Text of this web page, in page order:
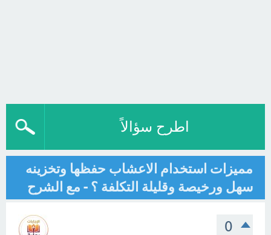
اطرح سؤالاً
مميزات استخدام الاعشاب حفظها وتخزينه
سهل ورخيصة وقليلة التكلفة ؟ - مع الشرح
0